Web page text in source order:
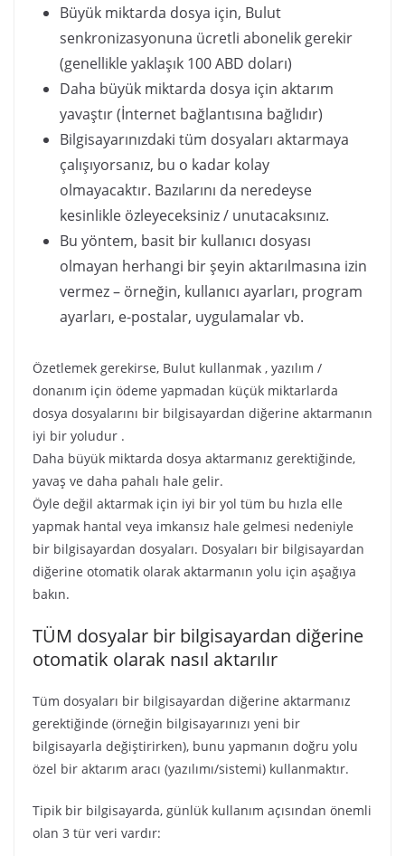
Büyük miktarda dosya için, Bulut
senkronizasyonuna ücretli abonelik gerekir
(genellikle yaklaşık 100 ABD doları)
Daha büyük miktarda dosya için aktarım
yavaştır (İnternet bağlantısına bağlıdır)
Bilgisayarınızdaki tüm dosyaları aktarmaya
çalışıyorsanız, bu o kadar kolay
olmayacaktır. Bazılarını da neredeyse
kesinlikle özleyeceksiniz / unutacaksınız.
Bu yöntem, basit bir kullanıcı dosyası
olmayan herhangi bir şeyin aktarılmasına izin
vermez – örneğin, kullanıcı ayarları, program
ayarları, e-postalar, uygulamalar vb.
Özetlemek gerekirse, Bulut kullanmak , yazılım /
donanım için ödeme yapmadan küçük miktarlarda
dosya dosyalarını bir bilgisayardan diğerine aktarmanın
iyi bir yoludur .
Daha büyük miktarda dosya aktarmanız gerektiğinde,
yavaş ve daha pahalı hale gelir.
Öyle değil aktarmak için iyi bir yol tüm bu hızla elle
yapmak hantal veya imkansız hale gelmesi nedeniyle
bir bilgisayardan dosyaları. Dosyaları bir bilgisayardan
diğerine otomatik olarak aktarmanın yolu için aşağıya
bakın.
TÜM dosyalar bir bilgisayardan diğerine
otomatik olarak nasıl aktarılır
Tüm dosyaları bir bilgisayardan diğerine aktarmanız
gerektiğinde (örneğin bilgisayarınızı yeni bir
bilgisayarla değiştirirken), bunu yapmanın doğru yolu
özel bir aktarım aracı (yazılımı/sistemi) kullanmaktır.
Tipik bir bilgisayarda, günlük kullanım açısından önemli
olan 3 tür veri vardır: